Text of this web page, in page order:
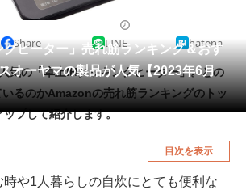
ファッション
家電
本・DVD・CD
生活用品
車・バイク
ヒーター」売れ筋ランキング＆おす
オーヤマの製品が人気【2023年6月
Share LINE hatena
気の「卓上IHクッキングヒーター」。どの
るのかAmazonの売れ筋ランキングのトッ
プして紹介します。
目次を表示
や1人暮らしの自炊にとても便利な